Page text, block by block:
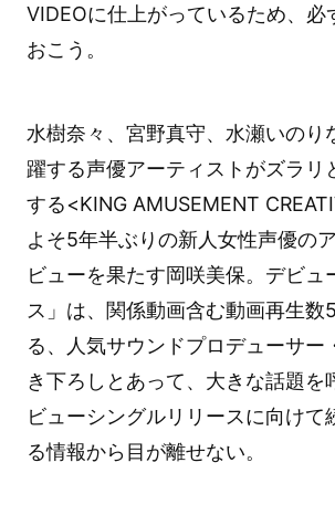
VIDEOに仕上がっているため、必
おこう。
水樹奈々、宮野真守、水瀬いのり
躍する声優アーティストがズラリ
する<KING AMUSEMENT
よそ5年半ぶりの新人女性声優の
ビューを果たす岡咲美保。デビュ
ス」は、関係動画含む動画再生数
る、人気サウンドプロデューサー
き下ろしとあって、大きな話題を
ビューシングルリリースに向けて
る情報から目が離せない。